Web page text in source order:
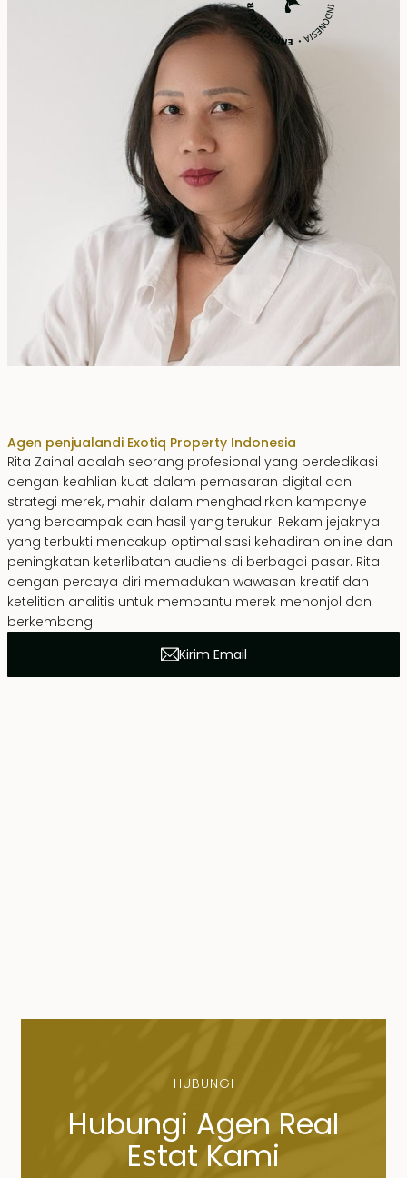
Agen penjualandi Exotiq Property Indonesia
Rita Zainal adalah seorang profesional yang berdedikasi
dengan keahlian kuat dalam pemasaran digital dan
strategi merek, mahir dalam menghadirkan kampanye
yang berdampak dan hasil yang terukur. Rekam jejaknya
yang terbukti mencakup optimalisasi kehadiran online dan
peningkatan keterlibatan audiens di berbagai pasar. Rita
dengan percaya diri memadukan wawasan kreatif dan
ketelitian analitis untuk membantu merek menonjol dan
berkembang.
Kirim Email
HUBUNGI
Hubungi Agen Real
Estat Kami